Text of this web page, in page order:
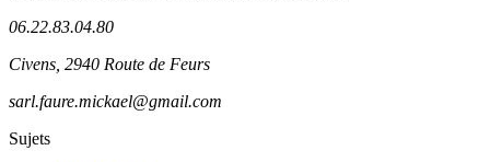
06.22.83.04.80
Civens, 2940 Route de Feurs
sarl.faure.mickael@gmail.com
Sujets